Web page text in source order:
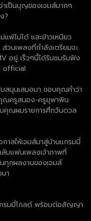
เป็นบุญของเจมส์มากๆ
?
พ้ไม่ได้ และข้าวเหนียว
วนเพลงที่กำลังเตรียมจะ
อยู่ เร็วๆนี้ได้รับชมรับฟัง
official
สนุนเสมอมา ขอบคุณคำว่า
ณครูสนอง-ครูยุพาพิน
คุณผมรายการศึกวันดวล
สให้เจมส์มาสู่บ้านแกรมมี่
บแฟนเพลงเจ้าภาพที่
ทุกผลงานของเจมส์
า
กรมมี่โกลด์ พร้อมต่อสัญญา